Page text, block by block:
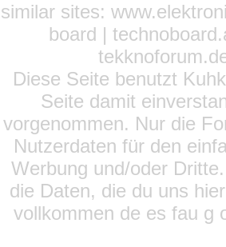
similar sites:
board |
Diese Seite benutzt
Seite damit
vorgenommen. Nur die
Nutzerdaten für den
Werbung und/oder
die Daten, die du uns
vollkommen de es fau g